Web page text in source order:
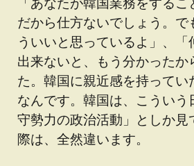
だから仕方ないでしょう。で
ういいと思っているよ」、
出来ないと、もう分かったか
た。韓国に親近感を持ってい
なんです。韓国は、こういう
守勢力の政治活動」としか見
際は、全然違います。